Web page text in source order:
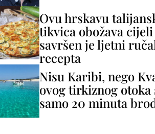
Ovu hrskavu
tikvica obožava
savršen je ljetni
recepta
Nisu Karibi, nego
ovog tirkiznog otoka
samo 20 minuta